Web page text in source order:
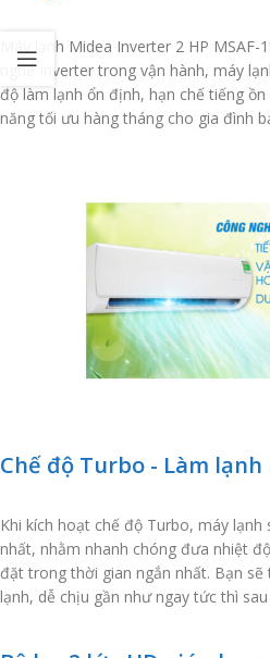
Máy lạnh Midea Inverter 2 HP
nghệ Inverter trong vận hành, máy
độ làm lạnh ổn định, hạn chế tiếng
năng tối ưu hàng tháng cho gia đình
Chế độ Turbo - Làm
Khi kích hoạt chế độ Turbo, máy
nhất, nhằm nhanh chóng đưa nhiệt
đặt trong thời gian ngắn nhất. Bạn
lạnh, dễ chịu gần như ngay tức thì